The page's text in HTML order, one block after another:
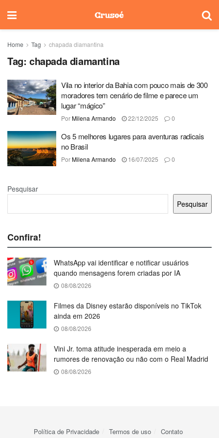
Home Tag chapada diamantina
Tag: chapada diamantina
Vila no interior da Bahia com pouco mais de 300
moradores tem cenário de filme e parece um
lugar “mágico”
PorMilena Armando 22/12/2025 0
Os 5 melhores lugares para aventuras radicais
no Brasil
PorMilena Armando 16/07/2025 0
Pesquisar
Pesquisar
Confira!
WhatsApp vai identificar e notificar usuários
quando mensagens forem criadas por IA
08/08/2026
Filmes da Disney estarão disponíveis no TikTok
ainda em 2026
08/08/2026
Vini Jr. toma atitude inesperada em meio a
rumores de renovação ou não com o Real Madrid
08/08/2026
Política de Privacidade Termos de uso Contato